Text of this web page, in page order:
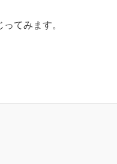
てみます。